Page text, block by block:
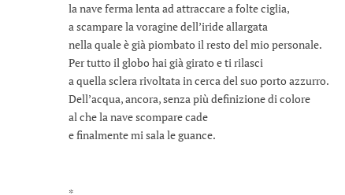
la nave ferma lenta ad attraccare a folte ciglia,
a scampare la voragine dell’iride allargata
nella quale è già piombato il resto del mio personale.
Per tutto il globo hai già girato e ti rilasci
a quella sclera rivoltata in cerca del suo porto azzurro.
Dell’acqua, ancora, senza più definizione di colore
al che la nave scompare cade
e finalmente mi sala le guance.